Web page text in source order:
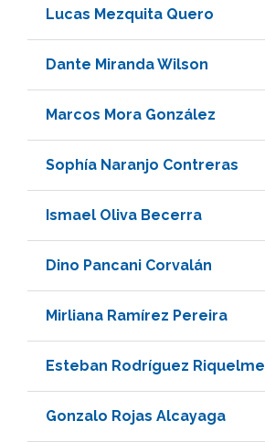
Lucas Mezquita Quero
Dante Miranda Wilson
Marcos Mora González
Sophía Naranjo Contreras
Ismael Oliva Becerra
Dino Pancani Corvalán
Mirliana Ramírez Pereira
Esteban Rodríguez Riquelme
Gonzalo Rojas Alcayaga